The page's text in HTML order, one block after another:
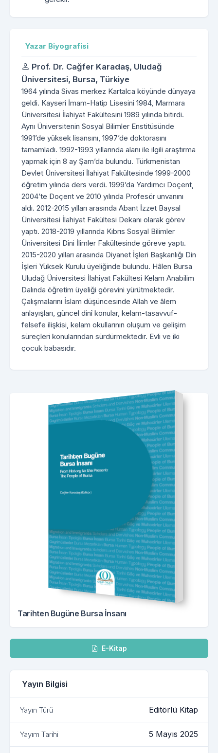
Yazar Biyografisi
Prof. Dr. Cağfer Karadaş, Uludağ
Üniversitesi, Bursa, Türkiye
1964 yılında Sivas merkez Kartalca köyünde dünyaya
geldi. Kayseri İmam-Hatip Lisesini 1984, Marmara
Üniversitesi İlahiyat Fakültesini 1989 yılında bitirdi.
Aynı Üniversitenin Sosyal Bilimler Enstitüsünde
1991’de yüksek lisansını, 1997’de doktorasını
tamamladı. 1992-1993 yıllarında alanı ile ilgili araştırma
yapmak için 8 ay Şam’da bulundu. Türkmenistan
Devlet Üniversitesi İlahiyat Fakültesinde 1999-2000
öğretim yılında ders verdi. 1999’da Yardımcı Doçent,
2004’te Doçent ve 2010 yılında Profesör unvanını
aldı. 2012-2015 yılları arasında Abant İzzet Baysal
Üniversitesi İlahiyat Fakültesi Dekanı olarak görev
yaptı. 2018-2019 yıllarında Kıbrıs Sosyal Bilimler
Üniversitesi Dini İlimler Fakültesinde göreve yaptı.
2015-2020 yılları arasında Diyanet İşleri Başkanlığı Din
İşleri Yüksek Kurulu üyeliğinde bulundu. Hâlen Bursa
Uludağ Üniversitesi İlahiyat Fakültesi Kelam Anabilim
Dalında öğretim üyeliği görevini yürütmektedir.
Çalışmalarını İslam düşüncesinde Allah ve âlem
anlayışları, güncel dinî konular, kelam-tasavvuf-
felsefe ilişkisi, kelam okullarının oluşum ve gelişim
süreçleri konularından sürdürmektedir. Evli ve iki
çocuk babasıdır.
Tarihten Bugüne Bursa İnsanı
E-Kitap
Yayın Bilgisi
Yayın Türü Editörlü Kitap
Yayım Tarihi 5 Mayıs 2025
Bu kitapla ilgili ayrıntılar